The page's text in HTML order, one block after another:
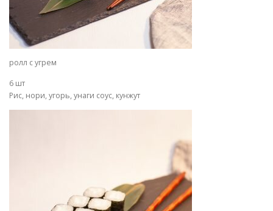
ролл с угрем
6 шт
Рис, нори, угорь, унаги соус, кунжут